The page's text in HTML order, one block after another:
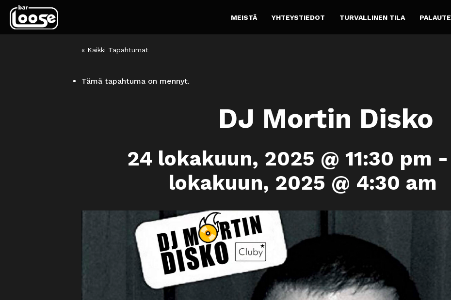
MEISTÄ YHTEYSTIEDOT TURVALLINEN TILA PALAUTE
« Kaikki Tapahtumat
Tämä tapahtuma on mennyt.
DJ Mortin Disko
24 lokakuun, 2025 @ 11:30 pm -
lokakuun, 2025 @ 4:30 am